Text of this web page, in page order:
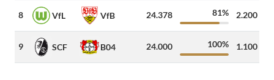
8 VfL VfB 24.378 81% 2.200
9 SCF B04 24.000 100% 1.100